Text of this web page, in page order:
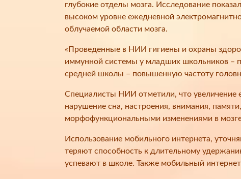
глубокие отделы мозга. Исследование
высоком уровне ежедневной
облучаемой области мозга.
«Проведенные в НИИ гигиены и охраны
иммунной системы у младших школьников –
средней школы – повышенную частоту
Специалисты НИИ отметили, что увеличение
нарушение сна, настроения, внимания,
морфофункциональными изменениями в
Использование мобильного интернета,
теряют способность к длительному
успевают в школе. Также мобильный